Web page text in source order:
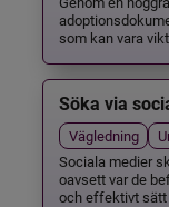
som kan vara
Söka via
Vägledning
Sociala medier
oavsett var de
och effektivt sätt